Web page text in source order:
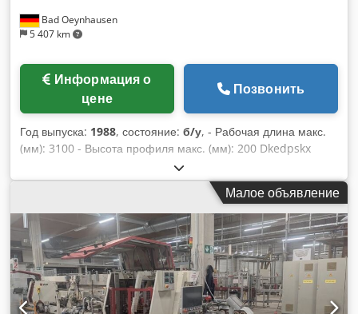
Bad Oeynhausen
5 407 km
цене
Позвонить
Год выпуска: 1988, состояние: б/у, - Рабочая длина макс.
(мм): 3100 - Высота профиля макс. (мм): 200 Dkedpskx
Малое объявление